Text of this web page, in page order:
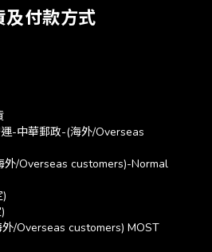
及付款方式
-中華郵政-(海外/Overseas
外/Overseas customers)-Normal
/Overseas customers) MOST